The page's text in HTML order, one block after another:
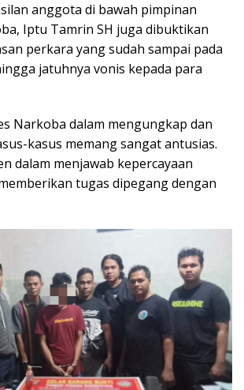
anggota di bawah pimpinan
Iptu Tamrin SH juga dibuktikan
perkara yang sudah sampai pada
jatuhnya vonis kepada para
Narkoba dalam mengungkap dan
kasus memang sangat antusias.
dalam menjawab kepercayaan
tugas dipegang dengan